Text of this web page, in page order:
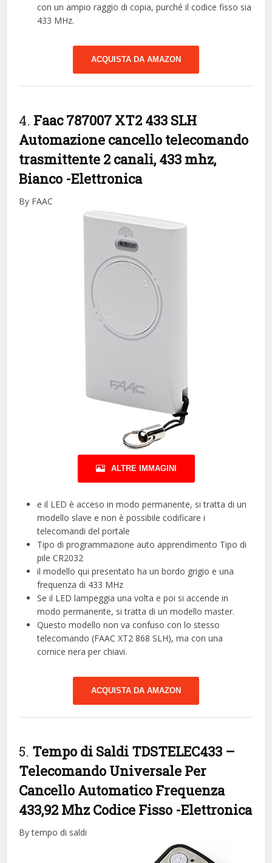
con un ampio raggio di copia, purché il codice fisso sia
433 MHz.
ACQUISTA DA AMAZON
4. Faac 787007 XT2 433 SLH
Automazione cancello telecomando
trasmittente 2 canali, 433 mhz,
Bianco -Elettronica
By FAAC
ALTRE IMMAGINI
e il LED è acceso in modo permanente, si tratta di un
modello slave e non è possibile codificare i
telecomandi del portale
Tipo di programmazione auto apprendimento Tipo di
pile CR2032
il modello qui presentato ha un bordo grigio e una
frequenza di 433 MHz
Se il LED lampeggia una volta e poi si accende in
modo permanente, si tratta di un modello master.
Questo modello non va confuso con lo stesso
telecomando (FAAC XT2 868 SLH), ma con una
cornice nera per chiavi.
ACQUISTA DA AMAZON
5. Tempo di Saldi TDSTELEC433 –
Telecomando Universale Per
Cancello Automatico Frequenza
433,92 Mhz Codice Fisso -Elettronica
By tempo di saldi